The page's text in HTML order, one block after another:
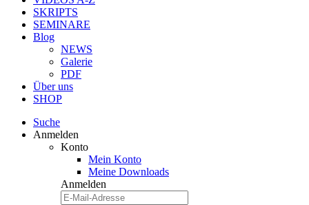
SKRIPTS
SEMINARE
Blog
NEWS
Galerie
PDF
Über uns
SHOP
Suche
Anmelden
Konto
Mein Konto
Meine Downloads
Anmelden